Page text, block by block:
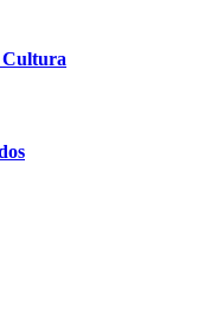
Cultura